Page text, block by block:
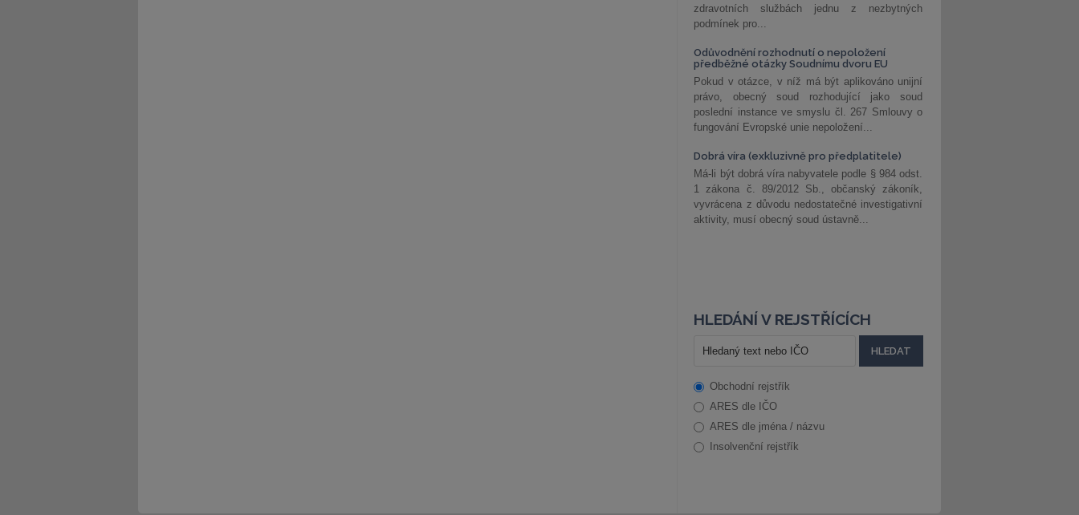
zdravotních službách jednu z nezbytných
podmínek pro...
Odůvodnění rozhodnutí o nepoložení
předběžné otázky Soudnímu dvoru EU
Pokud v otázce, v níž má být aplikováno unijní
právo, obecný soud rozhodující jako soud
poslední instance ve smyslu čl. 267 Smlouvy o
fungování Evropské unie nepoložení...
Dobrá víra (exkluzivně pro předplatitele)
Má-li být dobrá víra nabyvatele podle § 984 odst.
1 zákona č. 89/2012 Sb., občanský zákoník,
vyvrácena z důvodu nedostatečné investigativní
aktivity, musí obecný soud ústavně...
HLEDÁNÍ V REJSTŘÍCÍCH
Obchodní rejstřík
ARES dle IČO
ARES dle jména / názvu
Insolvenční rejstřík